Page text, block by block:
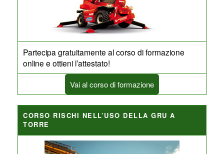
Partecipa gratuitamente al corso di formazione
online e ottieni l’attestato!
Vai al corso di formazione
CORSO RISCHI NELL’USO DELLA GRU A
TORRE